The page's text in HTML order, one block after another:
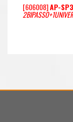
[606008]AP-